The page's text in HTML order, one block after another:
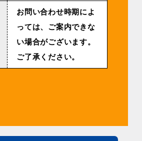
お問い合わせ時期によ
っては、ご案内できな
い場合がございます。
ご了承ください。